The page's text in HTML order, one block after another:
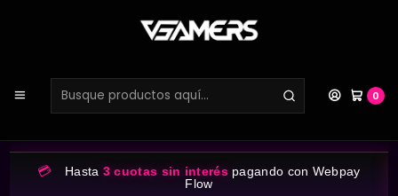
0
💳 Hasta 3 cuotas sin interéspagando con Webpay
Flow